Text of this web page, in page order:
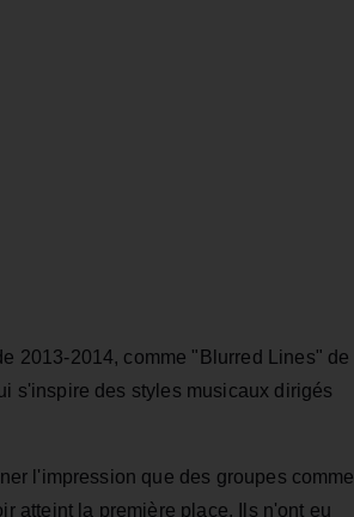
2013-2014, comme "Blurred Lines" de
s'inspire des styles musicaux dirigés
l'impression que des groupes comme
atteint la première place. Ils n'ont eu